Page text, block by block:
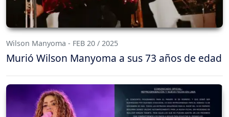
Wilson Manyoma - FEB 20 / 2025
Murió Wilson Manyoma a sus 73 años de edad